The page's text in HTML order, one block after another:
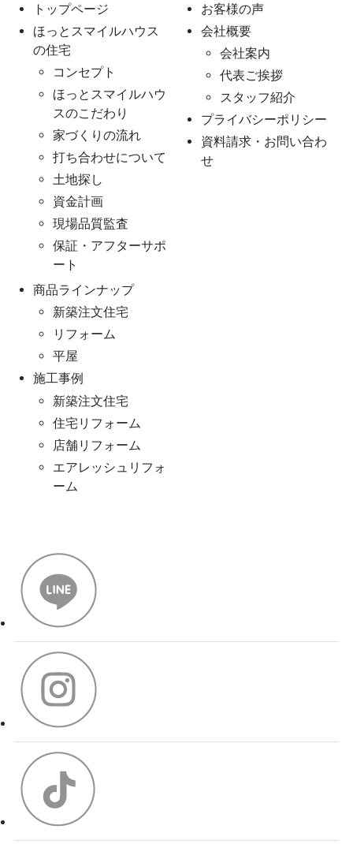
トップページ
ほっとスマイルハウス
の住宅
コンセプト
ほっとスマイルハウ
スのこだわり
家づくりの流れ
打ち合わせについて
土地探し
資金計画
現場品質監査
保証・アフターサポ
ート
商品ラインナップ
新築注文住宅
リフォーム
平屋
施工事例
新築注文住宅
住宅リフォーム
店舗リフォーム
エアレッシュリフォ
ーム
お客様の声
会社概要
会社案内
代表ご挨拶
スタッフ紹介
プライバシーポリシー
資料請求・お問い合わ
せ